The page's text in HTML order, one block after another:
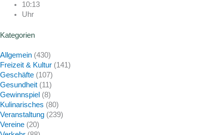
10:13
Uhr
Kategorien
Allgemein (430)
Freizeit & Kultur (141)
Geschäfte (107)
Gesundheit (11)
Gewinnspiel (8)
Kulinarisches (80)
Veranstaltung (239)
Vereine (20)